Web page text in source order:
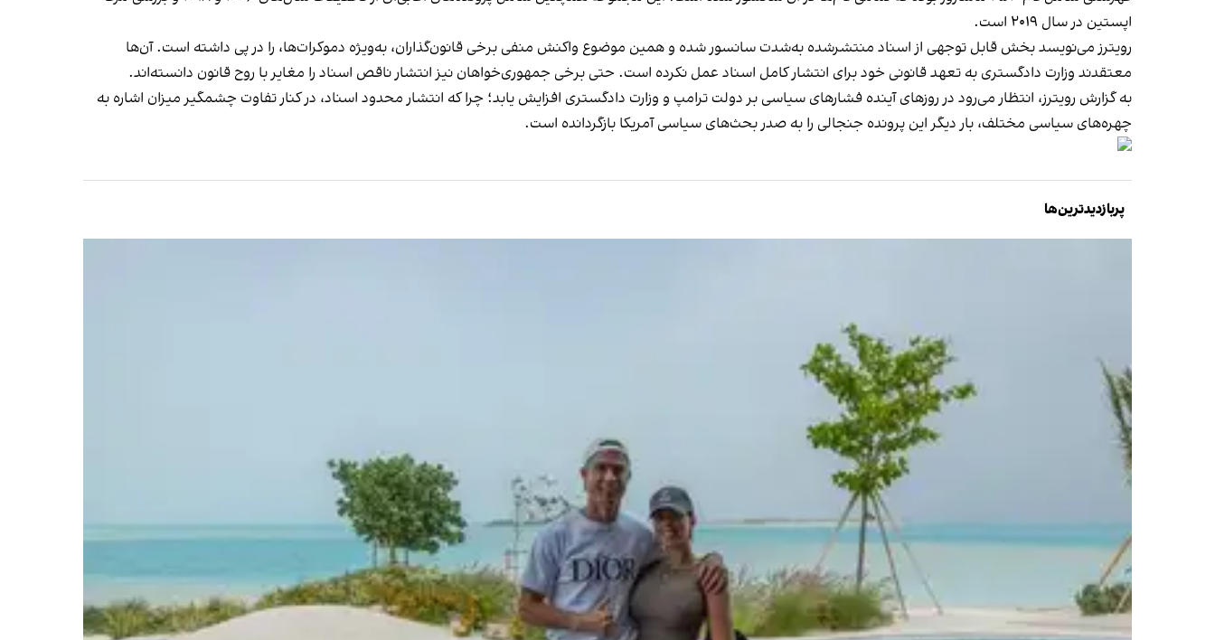
اپستین در سال ۲۰۱۹ است.
رویترز می‌نویسد بخش قابل توجهی از اسناد منتشرشده به‌شدت سانسور شده و همین موضوع واکنش منفی برخی قانون‌گذاران، به‌ویژه دموکرات‌ها، را در پی داشته است. آن‌ها
معتقدند وزارت دادگستری به تعهد قانونی خود برای انتشار کامل اسناد عمل نکرده است. حتی برخی جمهوری‌خواهان نیز انتشار ناقص اسناد را مغایر با روح قانون دانسته‌اند.
به گزارش رویترز، انتظار می‌رود در روزهای آینده فشارهای سیاسی بر دولت ترامپ و وزارت دادگستری افزایش یابد؛ چرا که انتشار محدود اسناد، در کنار تفاوت چشمگیر میزان اشاره به
چهره‌های سیاسی مختلف، بار دیگر این پرونده جنجالی را به صدر بحث‌های سیاسی آمریکا بازگردانده است.
پربازدیدترین‌ها